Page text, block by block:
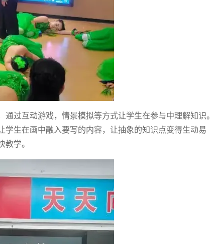
过互动游戏，情景模拟等方式让学生在参与中理解知识。
生在画中融入要写的内容，让抽象的知识点变得生动易
学。